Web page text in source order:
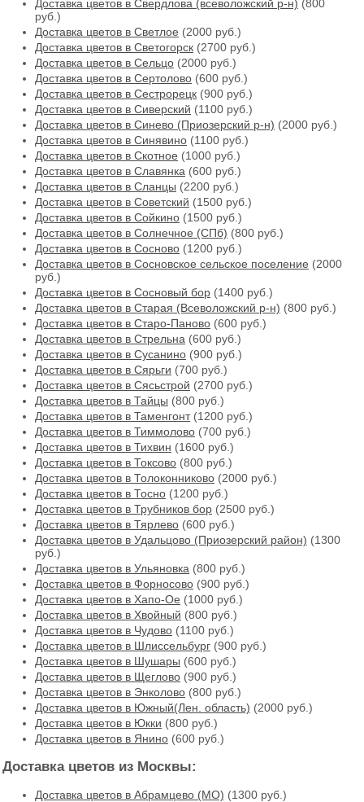
Доставка цветов в Свердлова (всеволожский р-н) (800
руб.)
Доставка цветов в Светлое (2000 руб.)
Доставка цветов в Светогорск (2700 руб.)
Доставка цветов в Сельцо (2000 руб.)
Доставка цветов в Сертолово (600 руб.)
Доставка цветов в Сестрорецк (900 руб.)
Доставка цветов в Сиверский (1100 руб.)
Доставка цветов в Синево (Приозерский р-н) (2000 руб.)
Доставка цветов в Синявино (1100 руб.)
Доставка цветов в Скотное (1000 руб.)
Доставка цветов в Славянка (600 руб.)
Доставка цветов в Сланцы (2200 руб.)
Доставка цветов в Советский (1500 руб.)
Доставка цветов в Сойкино (1500 руб.)
Доставка цветов в Солнечное (СПб) (800 руб.)
Доставка цветов в Сосново (1200 руб.)
Доставка цветов в Сосновское сельское поселение (2000
руб.)
Доставка цветов в Сосновый бор (1400 руб.)
Доставка цветов в Старая (Всеволожский р-н) (800 руб.)
Доставка цветов в Старо-Паново (600 руб.)
Доставка цветов в Стрельна (600 руб.)
Доставка цветов в Сусанино (900 руб.)
Доставка цветов в Сярьги (700 руб.)
Доставка цветов в Сясьстрой (2700 руб.)
Доставка цветов в Тайцы (800 руб.)
Доставка цветов в Таменгонт(1200 руб.)
Доставка цветов в Тиммолово (700 руб.)
Доставка цветов в Тихвин (1600 руб.)
Доставка цветов в Токсово (800 руб.)
Доставка цветов в Толоконниково (2000 руб.)
Доставка цветов в Тосно (1200 руб.)
Доставка цветов в Трубников бор (2500 руб.)
Доставка цветов в Тярлево (600 руб.)
Доставка цветов в Удальцово (Приозерский район) (1300
руб.)
Доставка цветов в Ульяновка (800 руб.)
Доставка цветов в Форносово (900 руб.)
Доставка цветов в Хапо-Ое (1000 руб.)
Доставка цветов в Хвойный (800 руб.)
Доставка цветов в Чудово (1100 руб.)
Доставка цветов в Шлиссельбург (900 руб.)
Доставка цветов в Шушары (600 руб.)
Доставка цветов в Щеглово (900 руб.)
Доставка цветов в Энколово (800 руб.)
Доставка цветов в Южный(Лен. область) (2000 руб.)
Доставка цветов в Юкки (800 руб.)
Доставка цветов в Янино (600 руб.)
Доставка цветов из Москвы:
Доставка цветов в Абрамцево (МО) (1300 руб.)